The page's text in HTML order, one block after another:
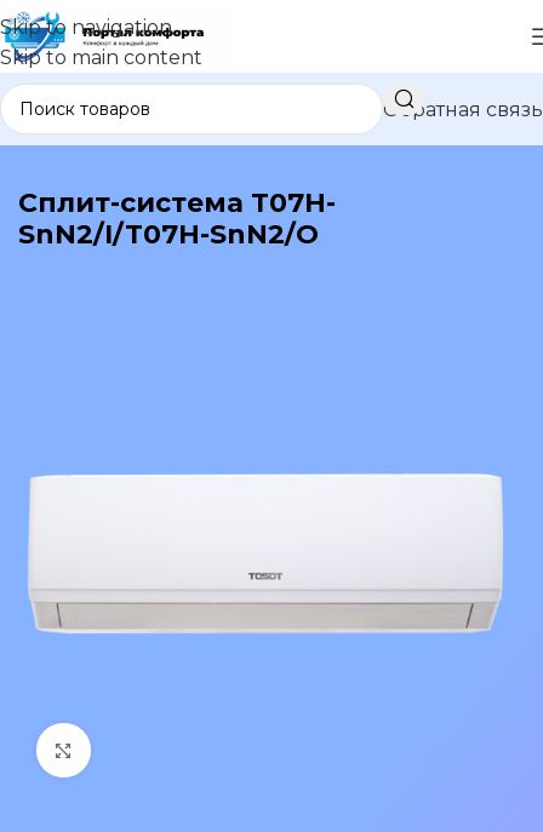
Skip to navigation
Skip to main content
Обратная связь
В каталог
Сплит-система T07H-
SnN2/I/T07H-SnN2/O
Нажмите, чтобы увеличить изображение